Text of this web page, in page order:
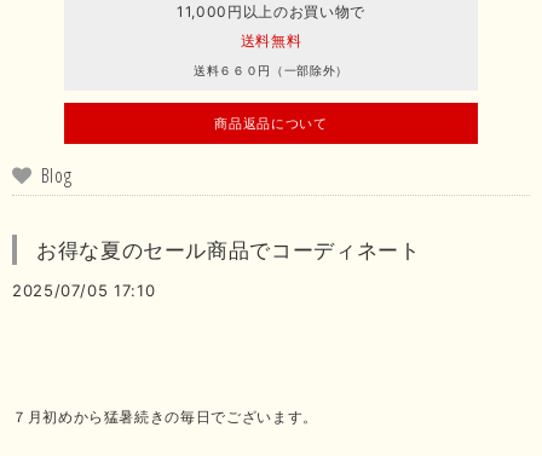
11,000円以上のお買い物で
送料無料
送料６６０円（一部除外）
商品返品について
Blog
お得な夏のセール商品でコーディネート
2025/07/05 17:10
７月初めから猛暑続きの毎日でございます。